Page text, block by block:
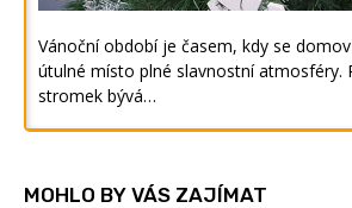
Vánoční období je časem, kdy se
útulné místo plné slavnostní atmosféry.
stromek bývá…
MOHLO BY VÁS ZAJÍMAT